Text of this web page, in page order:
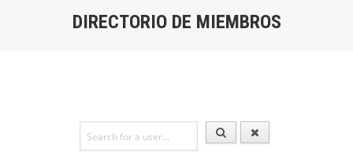
DIRECTORIO DE MIEMBROS